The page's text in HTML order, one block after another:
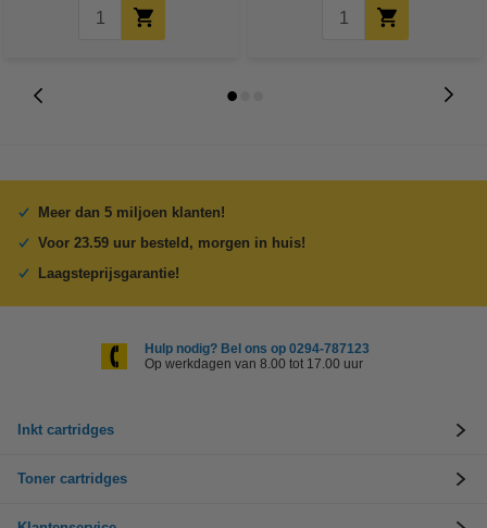
Meer dan 5 miljoen klanten!
Voor 23.59 uur besteld, morgen in huis!
Laagsteprijsgarantie!
Hulp nodig? Bel ons op 0294-787123
Op werkdagen van 8.00 tot 17.00 uur
Inkt cartridges
Toner cartridges